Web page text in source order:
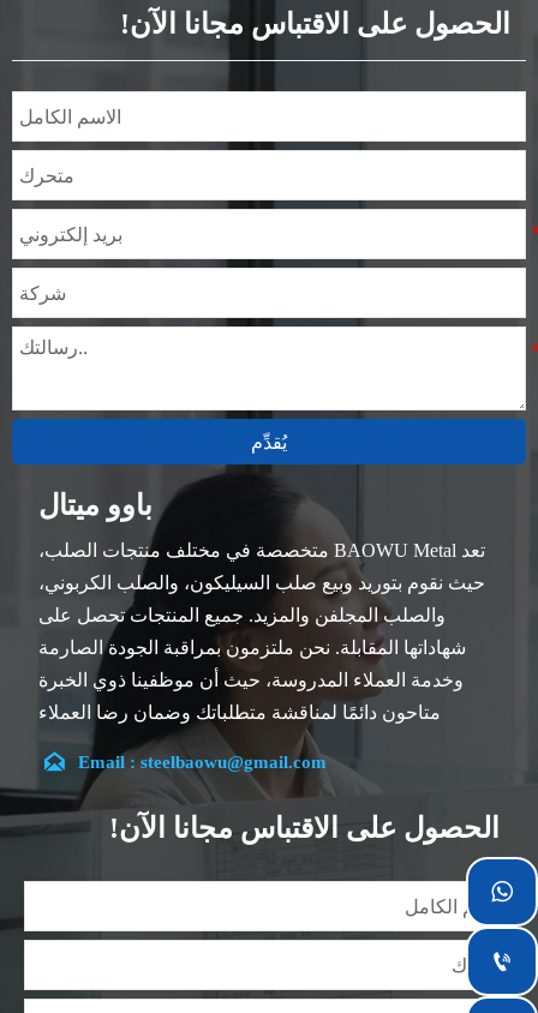
N2 SECC N4
الحصول على الاقتباس مجانا الآن!
يُقدِّم
باوو ميتال
تعد BAOWU Metal متخصصة في مختلف منتجات الصلب،
حيث نقوم بتوريد وبيع صلب السيليكون، والصلب الكربوني،
والصلب المجلفن والمزيد. جميع المنتجات تحصل على
شهاداتها المقابلة. نحن ملتزمون بمراقبة الجودة الصارمة
وخدمة العملاء المدروسة، حيث أن موظفينا ذوي الخبرة
متاحون دائمًا لمناقشة متطلباتك وضمان رضا العملاء
تقع شركتنا في مدينة ووشي، بمقاطعة جيانغسو، والتي تعد
أكبر مركز لمعالجة الصلب في الصين. يتمتع فريقنا بتخصص
في الصناعة لأكثر من 14 عامًا مع خبرة غنية في مختلف
يمكننا التصميم والتخصيص وفقًا لمتطلباتك الفريدة، ونضمن
تدريجياً ولدينا الآن خمس مستودعات توزيع مبنية لهذا الغرض
 Email : steelbaowu@gmail.com
الحصول على الاقتباس مجانا الآن!

